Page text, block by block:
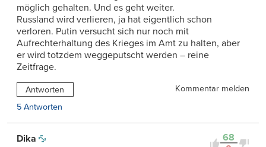
möglich gehalten. Und es geht weiter.
Russland wird verlieren, ja hat eigentlich schon
verloren. Putin versucht sich nur noch mit
Aufrechterhaltung des Krieges im Amt zu halten, aber
er wird totzdem weggeputscht werden – reine
Zeitfrage.
Antworten
Kommentar melden
5 Antworten
68
Dika